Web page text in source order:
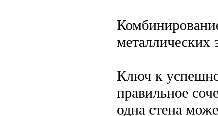
металлических
Ключ к
правильное
одна стена